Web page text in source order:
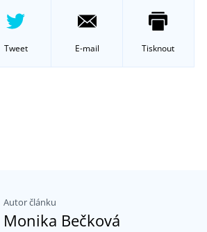
Tweet E-mail Tisknout
Autor článku
Monika Bečková